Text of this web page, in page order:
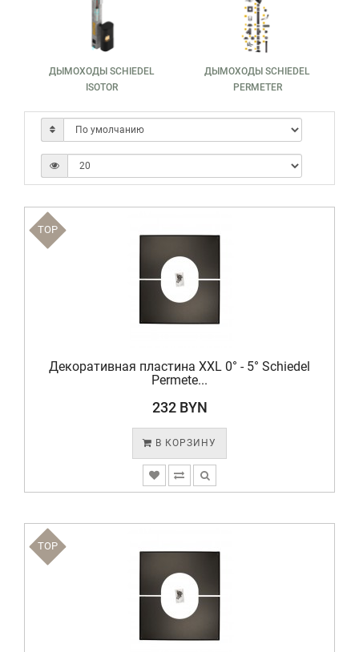
ДЫМОХОДЫ SCHIEDEL
ISOTOR
ДЫМОХОДЫ SCHIEDEL
PERMETER
TOP
Декоративная пластина XXL 0° - 5° Schiedel
Permete...
232 BYN
В КОРЗИНУ
TOP